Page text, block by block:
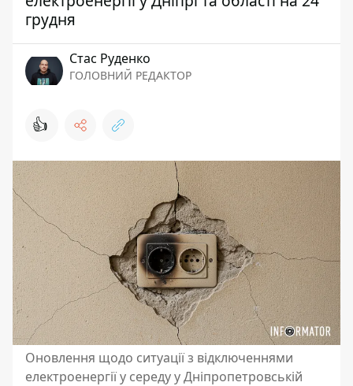
грудня
Стас Руденко
ГОЛОВНИЙ РЕДАКТОР
👍
Оновлення щодо ситуації з відключеннями
електроенергії у середу у Дніпропетровській